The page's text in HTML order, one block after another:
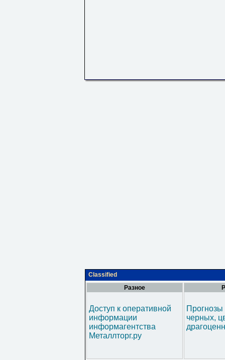
Classified
Разное
Доступ к оперативной
информации
информагентства
Металлторг.ру
черных,